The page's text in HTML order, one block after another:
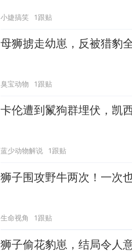
小婕搞笑 1跟贴
母狮掳走幼崽，反被猎豹
臭宝动物 1跟贴
卡伦遭到鬣狗群埋伏，凯
蓝少动物解说 1跟贴
狮子围攻野牛两次！一次
生命视角 1跟贴
狮子偷花豹崽，结局令人